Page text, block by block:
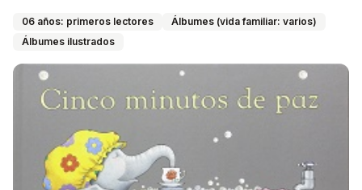
06 años: primeros lectores
Álbumes (vida familiar: varios)
Álbumes ilustrados